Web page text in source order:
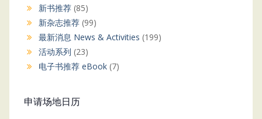
新书推荐(85)
新杂志推荐(99)
最新消息 News & Activities (199)
活动系列 (23)
电子书推荐 eBook(7)
申请场地日历